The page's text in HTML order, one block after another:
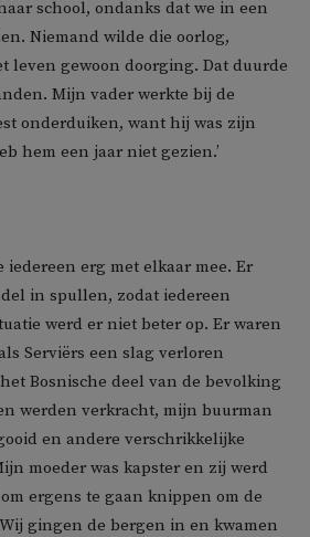
school, ondanks dat we in een
Niemand wilde die oorlog,
leven gewoon doorging. Dat duurde
Mijn vader werkte bij de
onderduiken, want hij was zijn
hem een jaar niet gezien.’
iedereen erg met elkaar mee. Er
in spullen, zodat iedereen
werd er niet beter op. Er waren
Serviërs een slag verloren
Bosnische deel van de bevolking
werden verkracht, mijn buurman
en andere verschrikkelijke
moeder was kapster en zij werd
ergens te gaan knippen om de
gingen de bergen in en kwamen